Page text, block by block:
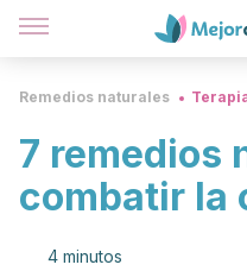
Remedios naturales
7 remedios
combatir la
4 minutos